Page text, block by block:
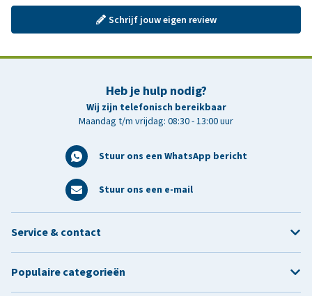
Schrijf jouw eigen review
Heb je hulp nodig?
Wij zijn telefonisch bereikbaar
Maandag t/m vrijdag: 08:30 - 13:00 uur
Stuur ons een WhatsApp bericht
Stuur ons een e-mail
Service & contact
Populaire categorieën